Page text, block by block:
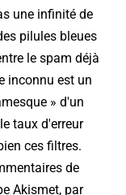
une infinité de
pilules bleues
le spam déjà
inconnu est un
» d'un
taux d'erreur
ces filtres.
de
Akismet, par